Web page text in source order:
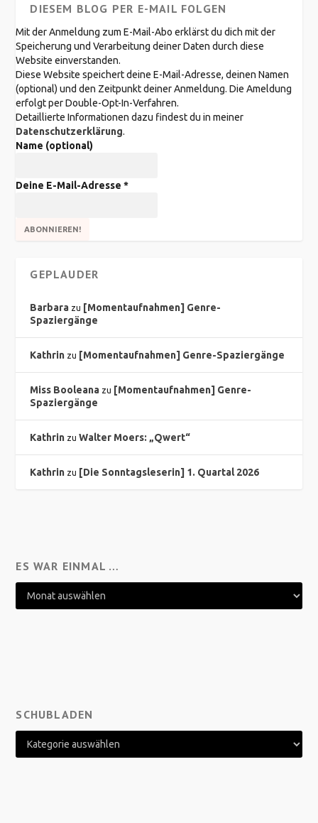
DIESEM BLOG PER E-MAIL FOLGEN
Mit der Anmeldung zum E-Mail-Abo erklärst du dich mit der
Speicherung und Verarbeitung deiner Daten durch diese
Website einverstanden.
Diese Website speichert deine E-Mail-Adresse, deinen Namen
(optional) und den Zeitpunkt deiner Anmeldung. Die Ameldung
erfolgt per Double-Opt-In-Verfahren.
Detaillierte Informationen dazu findest du in meiner
Datenschutzerklärung.
Name (optional)
Deine E-Mail-Adresse*
GEPLAUDER
Barbara zu [Momentaufnahmen] Genre-
Spaziergänge
Kathrin zu [Momentaufnahmen] Genre-Spaziergänge
Miss Booleana zu [Momentaufnahmen] Genre-
Spaziergänge
Kathrin zuWalter Moers: „Qwert“
Kathrin zu [Die Sonntagsleserin] 1. Quartal 2026
ES WAR EINMAL …
SCHUBLADEN